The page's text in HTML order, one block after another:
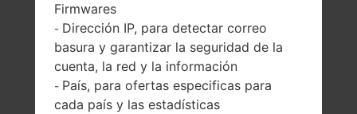
Android 4.4.x
KitKat
Septiembre, 2013
Firmwares
- Dirección IP, para detectar correo
basura y garantizar la seguridad de la
cuenta, la red y la información
- País, para ofertas especificas para
cada país y las estadísticas